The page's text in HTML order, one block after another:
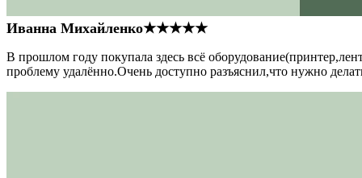
Иванна Михайленко★★★★★
В прошлом году покупала здесь всё
проблему удалённо.Очень доступно разъяснил,что нужно